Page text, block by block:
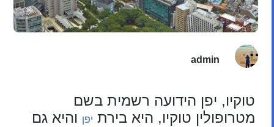
admin
טוקיו, יפן הידועה רשמית בשם
מטרופולין טוקיו, היא בירת יפן והיא גם